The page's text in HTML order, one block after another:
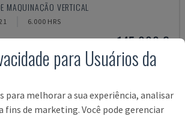
MAQUINAÇÃO VERTICAL
6.000 HRS
145.000 €
para Usuários da
para melhorar a sua experiência, analisar
fins de marketing. Você pode gerenciar